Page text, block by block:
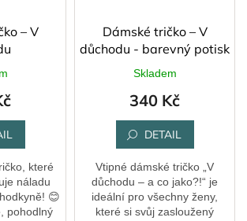
– V
které
náladu
😊
pohodlný
Dámské tričko – V
důchodu - barevný potisk
Skladem
340 Kč
DETAIL
Vtipné dámské tričko „V
důchodu – a co jako?!“ je
ideální pro všechny ženy,
které si svůj zasloužený